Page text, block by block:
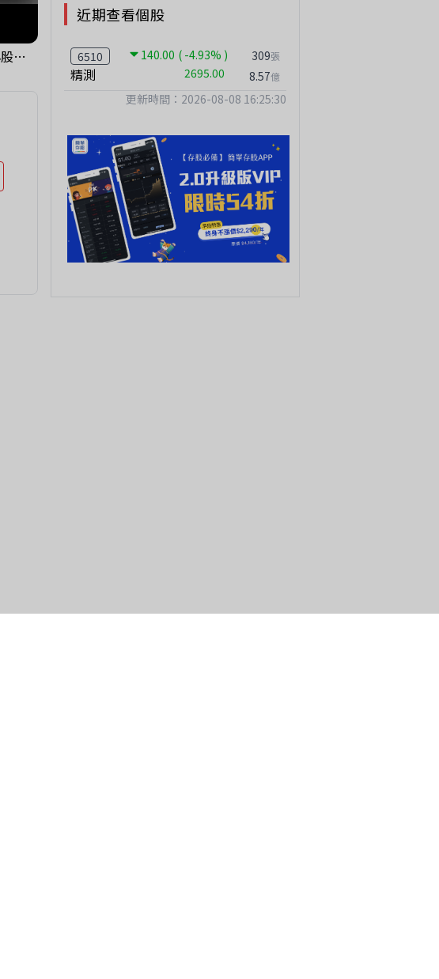
【該小心】中小股派對結束 ? 關鍵訊號都指向... 台股狂飆1200點，但還有兩關沒過｜Mr.Jimmy高志銘 #台股 #期貨 #加權指數
近期查看個股
6510 140.00 ( -4.93% )
精測 2695.00
309張
8.57億
更新時間：2026-08-08 16:25:30